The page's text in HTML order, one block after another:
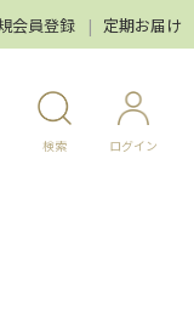
会員登録 定期お届け
検索 ログイン